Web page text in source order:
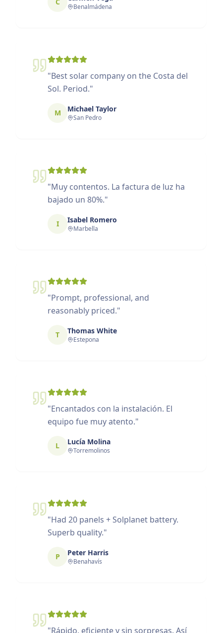
Benalmádena
"Best solar company on the Costa del
Sol. Period."
M Michael Taylor
San Pedro
"Muy contentos. La factura de luz ha
bajado un 80%."
I Isabel Romero
Marbella
"Prompt, professional, and
reasonably priced."
T Thomas White
Estepona
"Encantados con la instalación. El
equipo fue muy atento."
L Lucía Molina
Torremolinos
"Had 20 panels + Solplanet battery.
Superb quality."
P Peter Harris
Benahavís
"Rápido, eficiente y sin sorpresas. Así